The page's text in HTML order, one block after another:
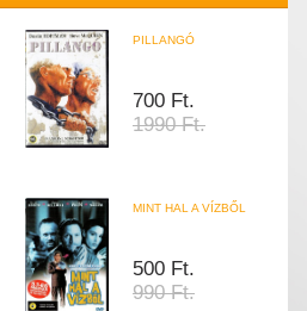
PILLANGÓ
700 Ft.
1990 Ft.
MINT HAL A VÍZBŐL
500 Ft.
990 Ft.